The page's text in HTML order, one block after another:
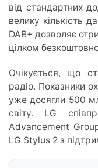
від стандартних
велику кількість
DAB+ дозволяє
цілком
Очікується, що
радіо. Показники
уже досягли 500
світу. LG
Advancement
LG Stylus 2 з